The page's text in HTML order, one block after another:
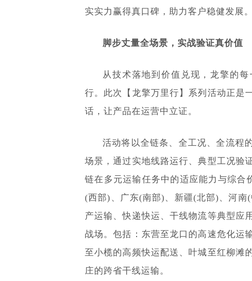
实实力赢得真口碑，助力客户稳健发展。
脚步丈量全场景，实战验证真价值
从技术落地到价值兑现，龙擎的
行。此次【龙擎万里行】系列活动正是
话，让产品在运营中立证。
活动将以全链条、全工况、全流程
场景，通过实地线路运行、典型工况验
链在多元运输任务中的适应能力与综合
(西部)、广东(南部)、新疆(北部)、河南
产运输、快递快运、干线物流等典型应
战场。包括：东营至龙口的高速危化运
至小榄的高频快运配送、叶城至红柳滩
庄的跨省干线运输。